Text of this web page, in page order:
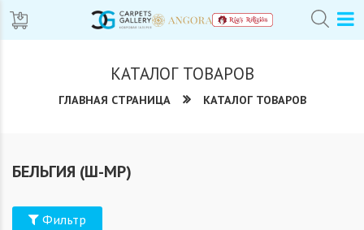
КАТАЛОГ ТОВАРОВ
ГЛАВНАЯ СТРАНИЦА КАТАЛОГ ТОВАРОВ
БЕЛЬГИЯ (Ш-МР)
Фильтр